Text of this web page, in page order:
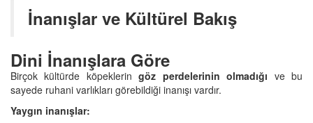
İnanışlar ve Kültürel Bakış
Dini İnanışlara Göre
Birçok kültürde köpekleringöz perdelerinin olmadığı ve bu
sayede ruhani varlıkları görebildiği inanışı vardır.
Yaygın inanışlar: